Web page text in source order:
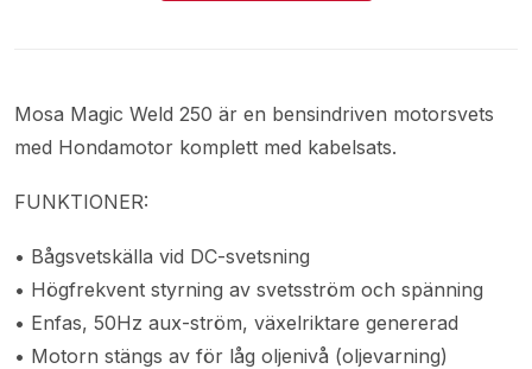
Mosa Magic Weld 250 är en bensindriven motorsvets
med Hondamotor komplett med kabelsats.
FUNKTIONER:
• Bågsvetskälla vid DC-svetsning
• Högfrekvent styrning av svetsström och spänning
• Enfas, 50Hz aux-ström, växelriktare genererad
• Motorn stängs av för låg oljenivå (oljevarning)